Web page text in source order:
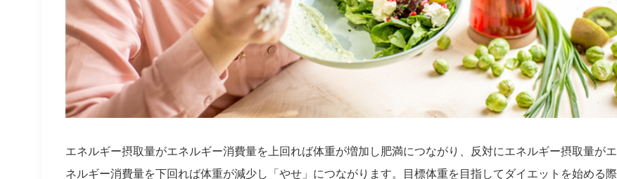
エネルギー摂取量がエネルギー消費量を上回れば体重が増加し肥満につながり、反対にエネルギー摂取量がエ
ネルギー消費量を下回れば体重が減少し「やせ」につながります。目標体重を目指してダイエットを始める際